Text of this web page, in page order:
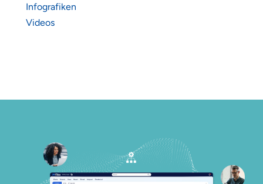
Infografiken
Videos